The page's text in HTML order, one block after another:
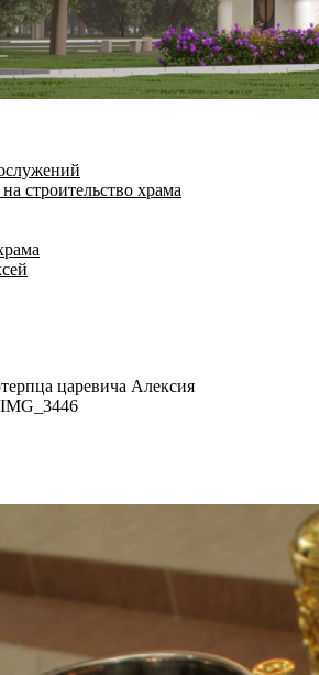
строительство храма
царевича Алексия
IMG_3446